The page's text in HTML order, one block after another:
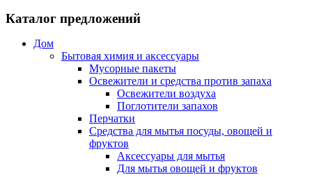
Каталог предложений
Дом
Бытовая химия и аксессуары
Мусорные пакеты
Освежители и средства против запаха
Освежители воздуха
Поглотители запахов
Перчатки
Средства для мытья посуды, овощей и
фруктов
Аксессуары для мытья
Для мытья овощей и фруктов